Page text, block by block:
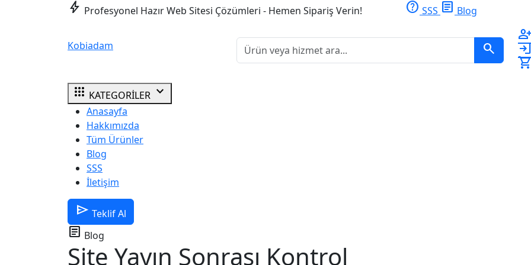
bolt Profesyonel Hazır Web Sitesi Çözümleri - Hemen Sipariş Verin! help SSS article Blog
Kobiadam search
person_add
apps KATEGORİLER expand_more
Anasayfa
Hakkımızda
Tüm Ürünler
Blog
SSS
İletişim
send Teklif Al
article Blog
Site Yayın Sonrası Kontrol